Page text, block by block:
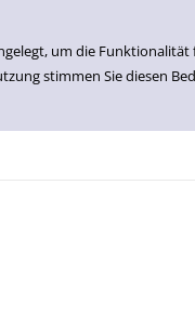
um die Funktionalität
stimmen Sie diesen